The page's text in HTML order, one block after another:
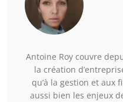
Antoine Roy couvre
la création
qu’à la gestion et aux
aussi bien les enjeux